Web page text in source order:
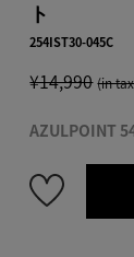
ト
254IST30-045C
¥14,990 (in
AZULPOINT